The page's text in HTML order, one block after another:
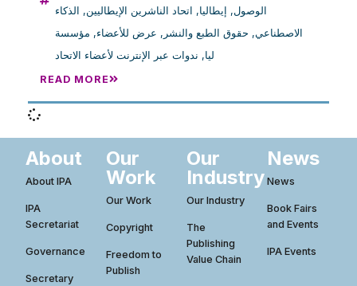
الوصول, إيطاليا, اتحاد الناشرين الإيطاليين, الذكاء
الاصطناعي, حقوق الطبع والنشر , عرض للأعضاء, مؤسسة
ليا, ندوات عبر الإنترنت لأعضاء الاتحاد
READ MORE
About
About IPA
IPA
Secretariat
Governance
Secretary
Our
Work
Our Work
Copyright
Freedom to
Publish
Our
Industry
Our Industry
The
Publishing
Value Chain
News
News
Book Fairs
and Events
IPA Events